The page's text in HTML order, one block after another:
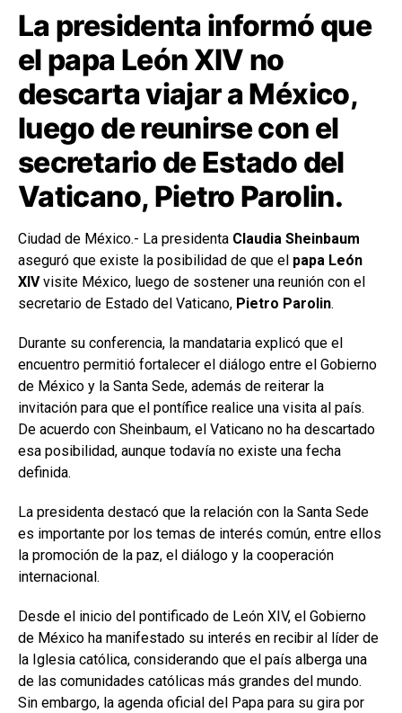
La presidenta informó que
el papa León XIV no
descarta viajar a México,
luego de reunirse con el
secretario de Estado del
Vaticano, Pietro Parolin.
Ciudad de México.- La presidenta Claudia Sheinbaum
aseguró que existe la posibilidad de que el papa León
XIVvisite México, luego de sostener una reunión con el
secretario de Estado del Vaticano, Pietro Parolin.
Durante su conferencia, la mandataria explicó que el
encuentro permitió fortalecer el diálogo entre el Gobierno
de México y la Santa Sede, además de reiterar la
invitación para que el pontífice realice una visita al país.
De acuerdo con Sheinbaum, el Vaticano no ha descartado
esa posibilidad, aunque todavía no existe una fecha
definida.
La presidenta destacó que la relación con la Santa Sede
es importante por los temas de interés común, entre ellos
la promoción de la paz, el diálogo y la cooperación
internacional.
Desde el inicio del pontificado de León XIV, el Gobierno
de México ha manifestado su interés en recibir al líder de
la Iglesia católica, considerando que el país alberga una
de las comunidades católicas más grandes del mundo.
Sin embargo, la agenda oficial del Papa para su gira por